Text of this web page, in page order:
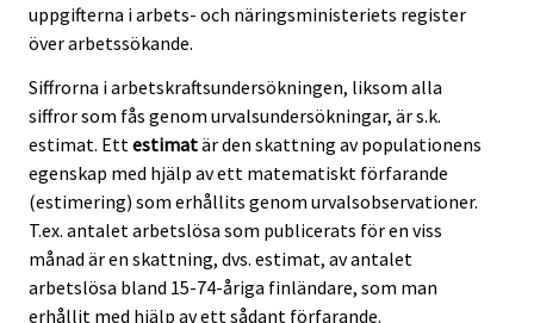
uppgifterna i arbets- och näringsministeriets register
över arbetssökande.
Siffrorna i arbetskraftsundersökningen, liksom alla
siffror som fås genom urvalsundersökningar, är s.k.
estimat. Ettestimatär den skattning av populationens
egenskap med hjälp av ett matematiskt förfarande
(estimering) som erhållits genom urvalsobservationer.
T.ex. antalet arbetslösa som publicerats för en viss
månad är en skattning, dvs. estimat, av antalet
arbetslösa bland 15-74-åriga finländare, som man
erhållit med hjälp av ett sådant förfarande.